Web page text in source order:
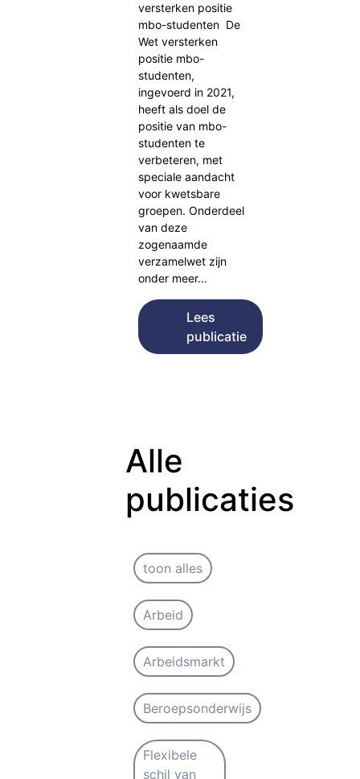
versterken positie
mbo-studenten De
Wet versterken
positie mbo-
studenten,
ingevoerd in 2021,
heeft als doel de
positie van mbo-
studenten te
verbeteren, met
speciale aandacht
voor kwetsbare
groepen. Onderdeel
van deze
zogenaamde
verzamelwet zijn
onder meer…
Lees
publicatie
Alle
publicaties
toon alles
Arbeid
Arbeidsmarkt
Beroepsonderwijs
Flexibele
schil van